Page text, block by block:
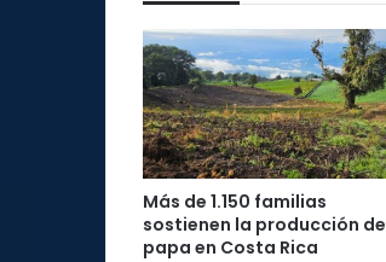
Más de 1.150 familias
sostienen la producción de
papa en Costa Rica